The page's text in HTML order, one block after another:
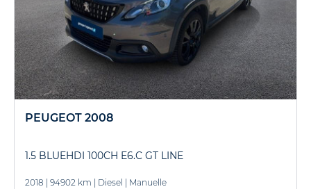
PEUGEOT 2008
1.5 BLUEHDI 100CH E6.C GT LINE
2018 94902 km Diesel Manuelle